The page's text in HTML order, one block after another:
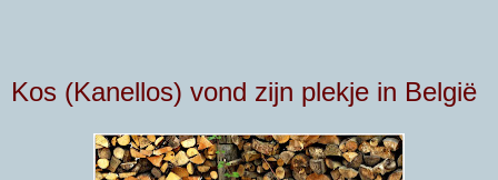
Kos (Kanellos) vond zijn plekje in België